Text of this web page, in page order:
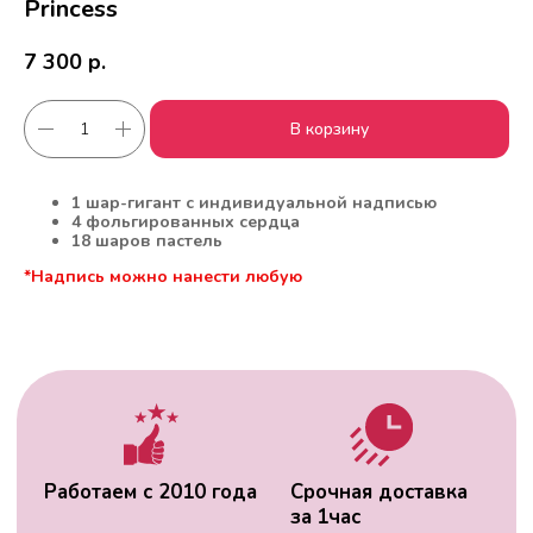
Princess
7 300 р.
В корзину
1 шар-гигант с индивидуальной надписью
4 фольгированных сердца
18 шаров пастель
*Надпись можно нанести любую
Скидки постоянным
Оплата удобным